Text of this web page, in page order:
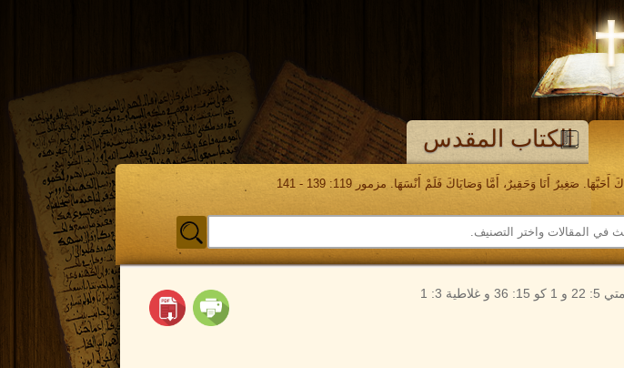
الكتاب المقدس
أَنَا وَحَقِيرٌ، أَمَّا وَصَايَاكَ فَلَمْ أَنْسَهَا. مزمور 119: 139 - 141
3: 1